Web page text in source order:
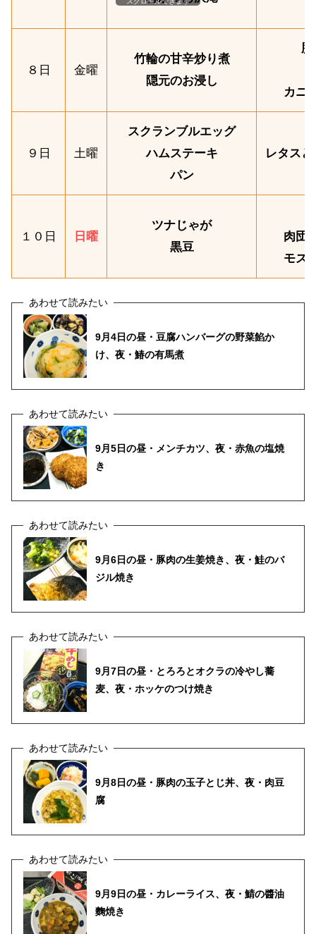
８日 金曜
竹輪の甘辛炒り煮
隠元のお浸し
カニ
９日 土曜
スクランブルエッグ
ハムステーキ
パン
レタス
１０日 日曜
ツナじゃが
黒豆
肉団
モズ
9月4日の昼・豆腐ハンバーグの野菜餡か
け、夜・鰆の有馬煮
9月5日の昼・メンチカツ、夜・赤魚の塩焼
き
9月6日の昼・豚肉の生姜焼き、夜・鮭のバ
ジル焼き
9月7日の昼・とろろとオクラの冷やし蕎
麦、夜・ホッケのつけ焼き
9月8日の昼・豚肉の玉子とじ丼、夜・肉豆
腐
9月9日の昼・カレーライス、夜・鯖の醬油
麴焼き